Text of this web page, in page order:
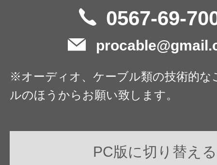
0567-69-
※オーディオ、ケーブル類の技術的な
ルのほうからお願い致します。
PC版に切り替える